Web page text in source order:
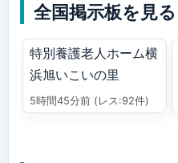
全国掲示板を見る
特別養護老人ホーム横
浜旭いこいの里
5時間45分前 (レス:92件)